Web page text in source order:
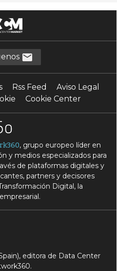
Rss Feed
Aviso Legal
Cookie Center
, grupo europeo líder en
y medios especializados para
de plataformas digitales y
partners y decisores
Digital, la
editora de Data Center